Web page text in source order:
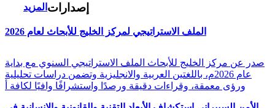
المزيد إصدارات
الملف الاستراتيجي لمركز الخليج للأبحاث لعام 2026
صدر عن مركز الخليج للأبحاث الملف الاستراتيجي السنوي مع بداية
عام 2026م، باللغتين العربية والانجليزية وتضمن دراسات تحليلية
ورؤى معمقة، وقراءات دقيقة ورصدًا واستشرافًا وافيًا لكافة أ